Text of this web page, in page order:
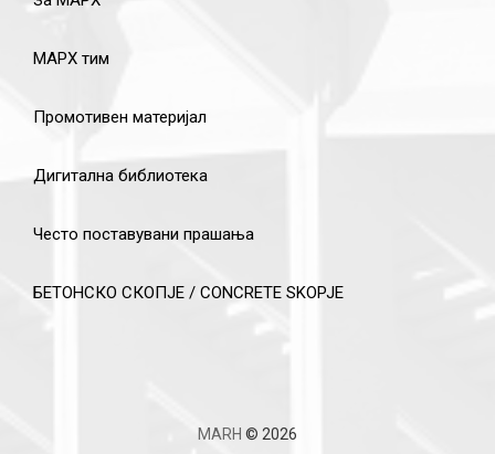
МАРХ тим
Промотивен материјал
Дигитална библиотека
Често поставувани прашања
БЕТОНСКО СКОПЈЕ / CONCRETE SKOPJE
MARH © 2026